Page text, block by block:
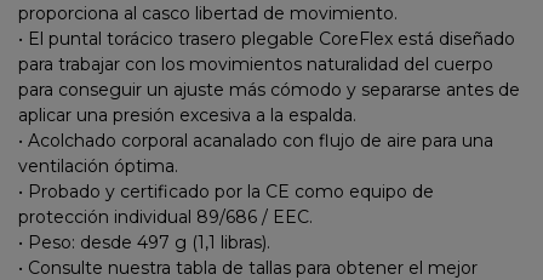
proporciona al casco libertad de movimiento.
• El puntal torácico trasero plegable CoreFlex está diseñado
para trabajar con los movimientos naturalidad del cuerpo
para conseguir un ajuste más cómodo y separarse antes de
aplicar una presión excesiva a la espalda.
• Acolchado corporal acanalado con flujo de aire para una
ventilación óptima.
• Probado y certificado por la CE como equipo de
protección individual 89/686 / EEC.
• Peso: desde 497 g (1,1 libras).
• Consulte nuestra tabla de tallas para obtener el mejor